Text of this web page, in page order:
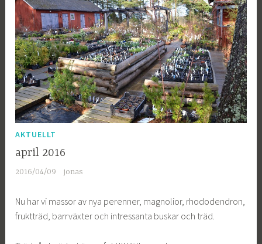
AKTUELLT
april 2016
2016/04/09 jonas
Nu har vi massor av nya perenner, magnolior, rhododendron,
fruktträd, barrväxter och intressanta buskar och träd.